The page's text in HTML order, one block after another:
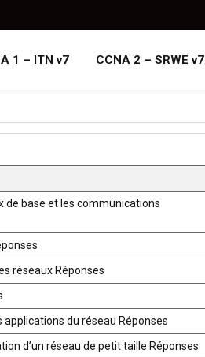
1 – ITN v7 CCNA 2 – SRWE v7
de base et les communications
réseaux Réponses
du réseau Réponses
d’un réseau de petit taille Réponses